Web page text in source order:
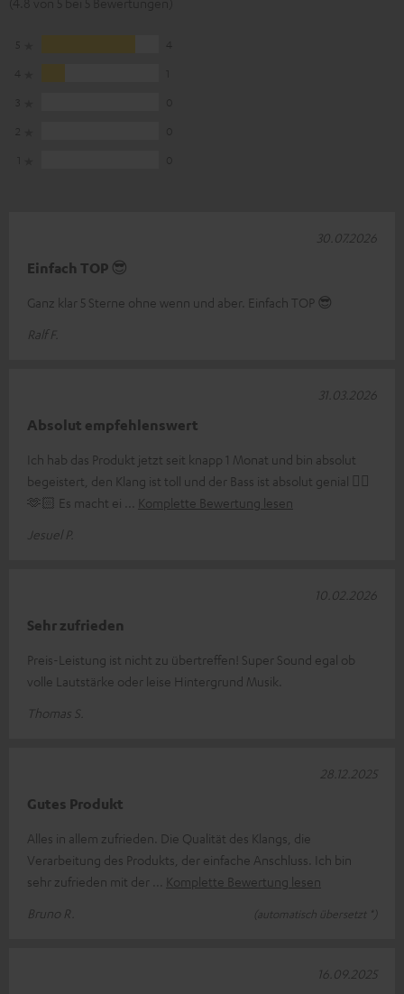
Einfach TOP 😎
Ganz klar 5 Sterne ohne wenn und aber. Einfach TOP 😎
Ralf F.
30.07.2026
Absolut empfehlenswert
Ich hab das Produkt jetzt seit knapp 1 Monat und bin absolut
begeistert, den Klang ist toll und der Bass ist absolut genial 👌🏼
🫶🏻 Es macht ei
Komplette Bewertung lesen
Jesuel P.
31.03.2026
Sehr zufrieden
Preis-Leistung ist nicht zu übertreffen! Super Sound egal ob
volle Lautstärke oder leise Hintergrund Musik.
Thomas S.
10.02.2026
Gutes Produkt
Alles in allem zufrieden. Die Qualität des Klangs, die
Verarbeitung des Produkts, der einfache Anschluss. Ich bin
sehr zufrieden mit der
Komplette Bewertung lesen
Bruno R.
(automatisch übersetzt *)
28.12.2025
16.09.2025